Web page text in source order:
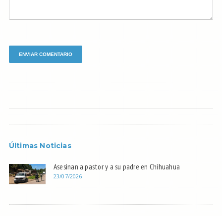
Últimas Noticias
Asesinan a pastor y a su padre en Chihuahua
23/07/2026